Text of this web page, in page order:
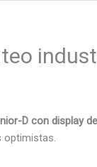
D con display
optimistas.